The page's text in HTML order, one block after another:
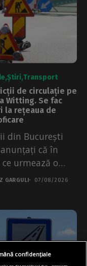
Știri Transport
de circulație pe
Witting. Se fac
la rețeaua de
din București
că în
ce urmează o
GARGULI 07/08/2026
confidențiale